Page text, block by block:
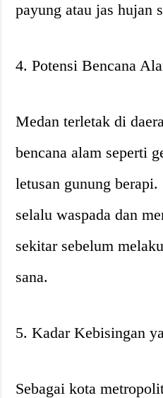
payung atau jas hujan
4. Potensi Bencana
Medan terletak di
bencana alam seperti
letusan gunung
selalu waspada dan
sekitar sebelum
sana.
5. Kadar Kebisingan
Sebagai kota